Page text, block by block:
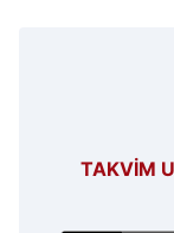
ilgili mevzuata
TAKVİM